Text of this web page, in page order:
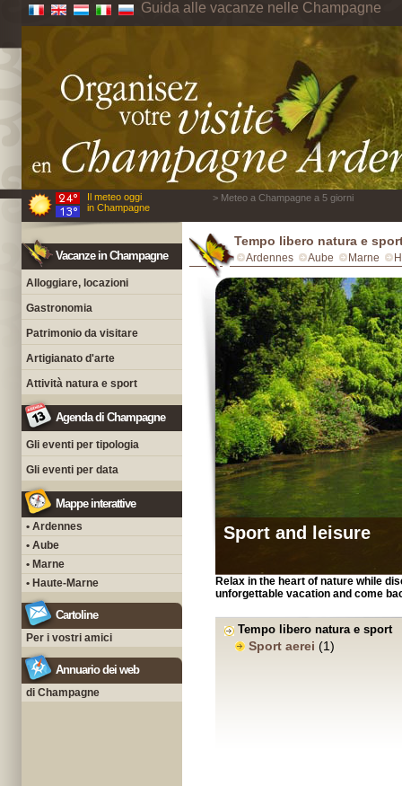
Guida alle vacanze nelle Champagne
Il meteo oggi
in Champagne
> Meteo a Champagne a 5 giorni
Vacanze in Champagne
Alloggiare, locazioni
Gastronomia
Patrimonio da visitare
Artigianato d'arte
Attività natura e sport
Agenda di Champagne
Gli eventi per tipologia
Gli eventi per data
Mappe interattive
• Ardennes
• Aube
• Marne
• Haute-Marne
Cartoline
Per i vostri amici
Annuario dei web
di Champagne
Tempo libero natura e
Ardennes Aube Marne
Sport and leisure
Relax in the heart of nature while
unforgettable vacation and come
Tempo libero natura e sport
Sport aerei (1)